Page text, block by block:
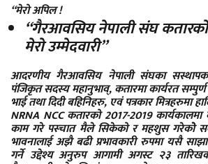
“मेरो अपिल !
“गैरआवसिय नेपाली संघ कतारको
मेरो उम्मेदवारी”
आदरणीय गैरआवसिय नेपाली संघका
पंजिकृत सदस्य महानुभाव्, कतारमा कार्यरत
भाई तथा दिदी बहिनिहरु, एवं पत्रकार मित्रहरुमा
NRNA NCC कतारको 2017-2019 कार्यकालमा
काम गरे पस्चात मैले सिकेको र महशुस गरेकोे
भावनालाई अझै बढी प्रभावकारी रुपमा यसै
गर्ने उद्देश्य अनुरुप आगामी अगस्ट २३